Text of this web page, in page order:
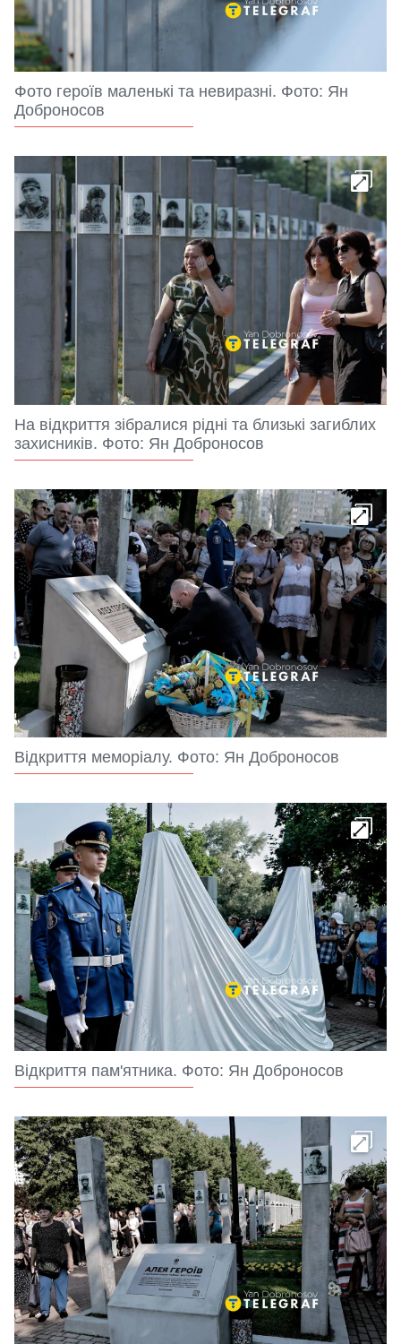
Фото героїв маленькі та невиразні. Фото: Ян
Доброносов
На відкриття зібралися рідні та близькі загиблих
захисників. Фото: Ян Доброносов
Відкриття меморіалу. Фото: Ян Доброносов
Відкриття пам'ятника. Фото: Ян Доброносов